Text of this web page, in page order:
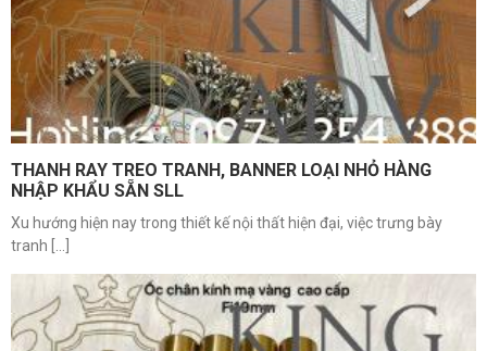
THANH RAY TREO TRANH, BANNER LOẠI NHỎ HÀNG
NHẬP KHẨU SẴN SLL
Xu hướng hiện nay trong thiết kế nội thất hiện đại, việc trưng bày
tranh [...]